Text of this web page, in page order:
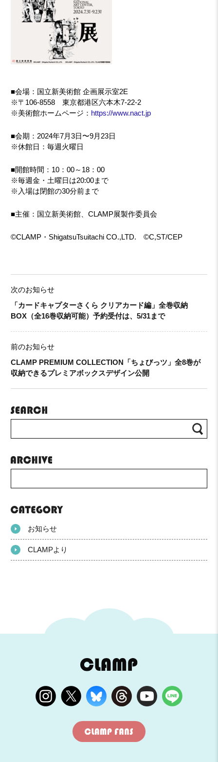
■会場：国立新美術館 企画展示室2E
※〒106-8558 東京都港区六本木7-22-2
※美術館ホームページ： https://www.nact.jp
■会期：2024年7月3日〜9月23日
※休館日：毎週火曜日
■開館時間：10：00～18：00
※毎週金・土曜日は20:00まで
※入場は閉館の30分前まで
■主催：国立新美術館、CLAMP展製作委員会
©CLAMP・ShigatsuTsuitachi CO.,LTD. ©C,ST/CEP
次のお知らせ
「カードキャプターさくら クリアカード編」全巻収納
BOX（全16巻収納可能）予約受付は、5/31まで
前のお知らせ
CLAMP PREMIUM COLLECTION「ちょびっツ」全8巻が
収納できるプレミアボックスデザイン公開
お知らせ
CLAMPより